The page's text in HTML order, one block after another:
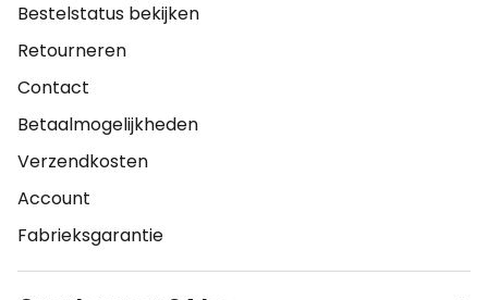
Bestelstatus bekijken
Retourneren
Contact
Betaalmogelijkheden
Verzendkosten
Account
Fabrieksgarantie